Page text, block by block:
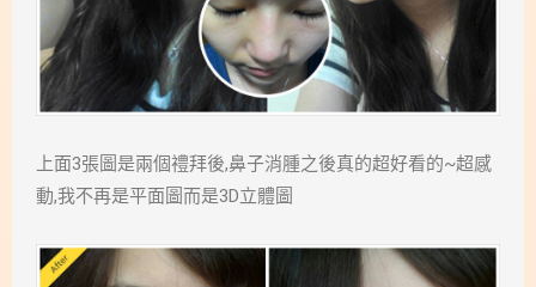
上面3張圖是兩個禮拜後,鼻子消腫之後真的超好看的~超感
動,我不再是平面圖而是3D立體圖